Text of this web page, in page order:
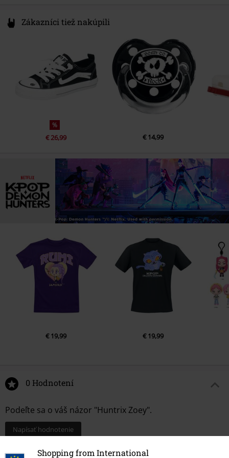
Shopping from International
Zákazníci tiež nakúpili
%
€ 26,99 € 14,99
€ 19,99 € 19,99
0 Hodnotení
Podeľte sa o váš názor "Huntrix Zoey".
Napísať hodnotenie